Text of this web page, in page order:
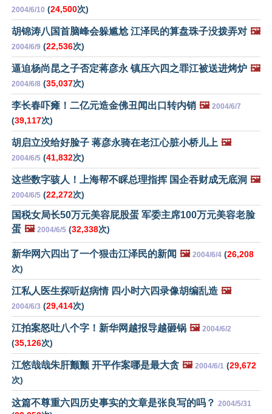
2004/6/10 (24,500次)
胡锦涛八国首脑峰会躲尴尬 江泽民的算盘珠子没拨弄对 🖼️
2004/6/9 (22,536次)
逼迫杨尚昆之子否定蒋彦永 镇压六四之罪江被送进烤炉 🖼️
2004/6/8 (35,037次)
李长春吓瘫！二亿元造金佛丑闻出口转内销 🖼️ 2004/6/7
(39,117次)
胡启立没给好脸子 蒋彦永骑在老江心脏小桥儿上 🖼️
2004/6/5 (41,832次)
这些数字骇人！上海帮不睬总理指挥 国企吞财成无底洞 🖼️
2004/6/5 (22,272次)
国税女局长50万元美容屁股蛋 军委主席100万元美容老脸
蛋 🖼️ 2004/6/5 (32,338次)
新华网六四出了一个狠击江泽民的新闻 🖼️ 2004/6/4 (26,208
次)
江私人医生探听赵病情 四小时六四录像胡编乱造 🖼️
2004/6/3 (29,414次)
江拍案怒吐八个字！新华网越报导越砸锅 🖼️ 2004/6/2
(35,126次)
江悠哉哉朱肝颤颤 开平作案哪是最大贪 🖼️ 2004/6/1 (29,672
次)
这篇不尊重六四历史事实的文章是张良写的吗？ 2004/5/31